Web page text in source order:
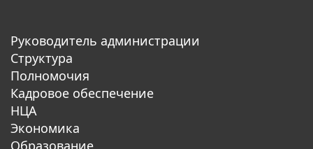
Руководитель администрации
Структура
Полномочия
Кадровое обеспечение
НЦА
Экономика